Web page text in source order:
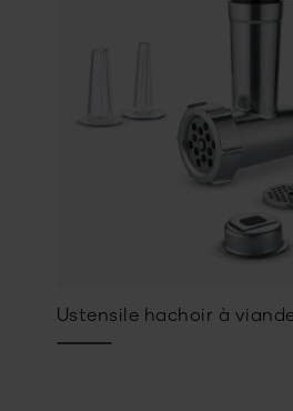
Ustensile hachoir à